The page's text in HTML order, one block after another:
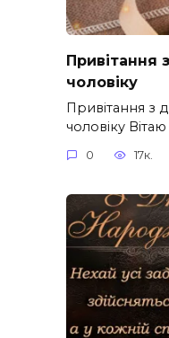
Привітання
чоловіку
Привітання з
чоловіку Вітаю
0 17к.